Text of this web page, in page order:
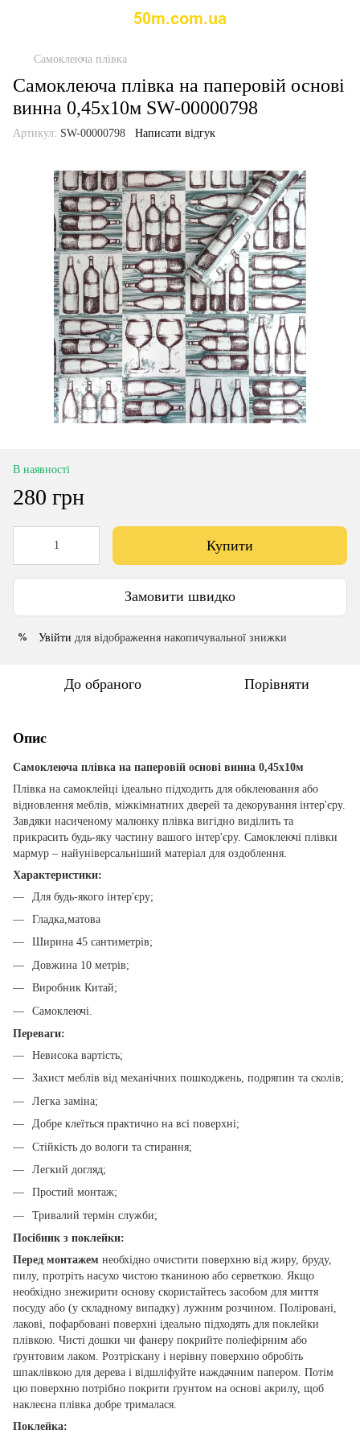
Самоклеюча плівка
Самоклеюча плівка на паперовій основі
винна 0,45х10м SW-00000798
Артикул: SW-00000798 Написати відгук
В наявності
280 грн
Купити
Замовити швидко
% Увійти для відображення накопичувальної знижки
До обраного Порівняти
Опис
Самоклеюча плівка на паперовій основі винна 0,45х10м
Плівка на самоклейці ідеально підходить для обклеювання або
відновлення меблів, міжкімнатних дверей та декорування інтер'єру.
Завдяки насиченому малюнку плівка вигідно виділить та
прикрасить будь-яку частину вашого інтер'єру. Самоклеючі плівки
мармур – найуніверсальніший матеріал для оздоблення.
Характеристики:
Для будь-якого інтер'єру;
Гладка,матова
Ширина 45 сантиметрів;
Довжина 10 метрів;
Виробник Китай;
Самоклеючі.
Переваги:
Невисока вартість;
Захист меблів від механічних пошкоджень, подряпин та сколів;
Легка заміна;
Добре клеїться практично на всі поверхні;
Стійкість до вологи та стирання;
Легкий догляд;
Простий монтаж;
Тривалий термін служби;
Посібник з поклейки:
Перед монтажем необхідно очистити поверхню від жиру, бруду,
пилу, протріть насухо чистою тканиною або серветкою. Якщо
необхідно знежирити основу скористайтесь засобом для миття
посуду або (у складному випадку) лужним розчином. Поліровані,
лакові, пофарбовані поверхні ідеально підходять для поклейки
плівкою. Чисті дошки чи фанеру покрийте поліефірним або
ґрунтовим лаком. Розтріскану і нерівну поверхню обробіть
шпаклівкою для дерева і відшліфуйте наждачним папером. Потім
цю поверхню потрібно покрити ґрунтом на основі акрилу, щоб
наклеєна плівка добре трималася.
Поклейка: